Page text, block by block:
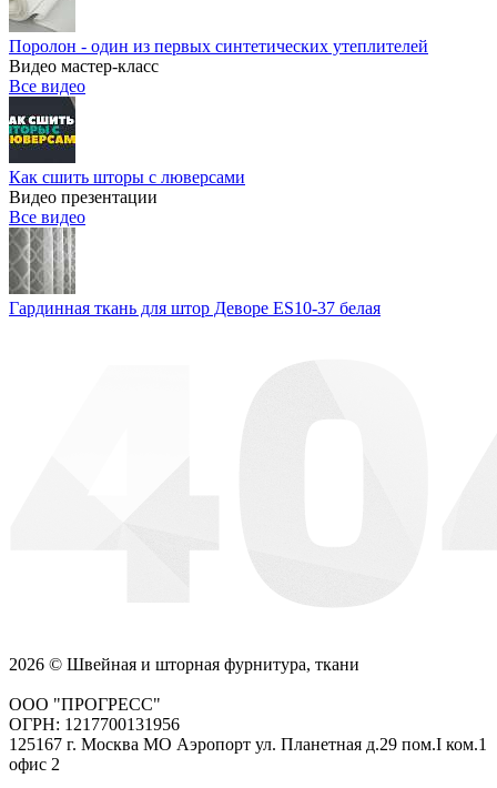
Поролон - один из первых синтетических утеплителей
Видео мастер-класс
Все видео
Как сшить шторы с люверсами
Видео презентации
Все видео
Гардинная ткань для штор Деворе ES10-37 белая
2026 © Швейная и шторная фурнитура, ткани
ООО "ПРОГРЕСС"
ОГРН: 1217700131956
125167 г. Москва МО Аэропорт ул. Планетная д.29 пом.I ком.1
офис 2